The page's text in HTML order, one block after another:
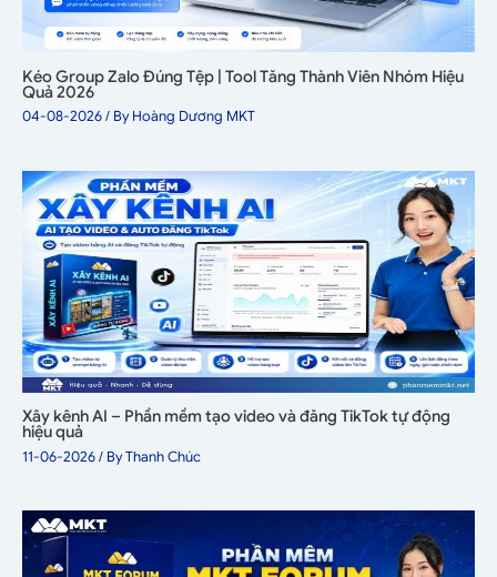
Kéo Group Zalo Đúng Tệp | Tool Tăng Thành Viên Nhóm Hiệu
Quả 2026
04-08-2026/ ByHoàng Dương MKT
Xây kênh AI – Phần mềm tạo video và đăng TikTok tự động
hiệu quả
11-06-2026/ ByThanh Chúc